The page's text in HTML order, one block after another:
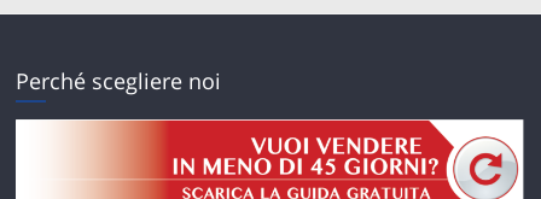
Perché scegliere noi